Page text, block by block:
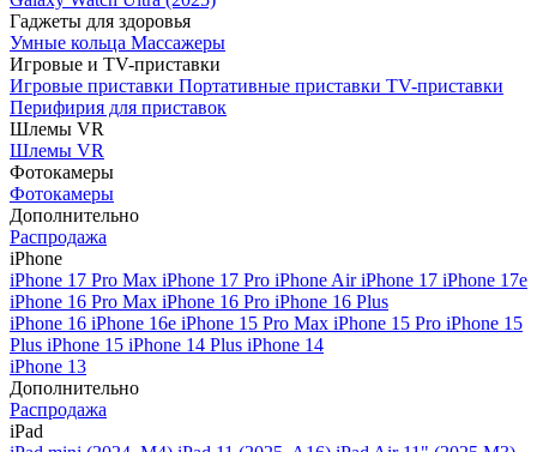
Гаджеты для здоровья
Умные кольца Массажеры
Игровые и TV-приставки
Игровые приставки Портативные приставки TV-приставки
Перифирия для приставок
Шлемы VR
Шлемы VR
Фотокамеры
Фотокамеры
Дополнительно
Распродажа
iPhone
iPhone 17 Pro Max iPhone 17 Pro iPhone AiriPhone 17 iPhone 17e
iPhone 16 Pro Max iPhone 16 Pro iPhone 16 Plus
iPhone 16 iPhone 16e iPhone 15 Pro Max iPhone 15 Pro iPhone 15
Plus iPhone 15 iPhone 14 Plus iPhone 14
iPhone 13
Дополнительно
Распродажа
iPad